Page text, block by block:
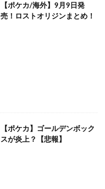
【ポケカ/海外】9月9日発
売！ロストオリジンまとめ！
【ポケカ】ゴールデンボック
スが炎上？【悲報】